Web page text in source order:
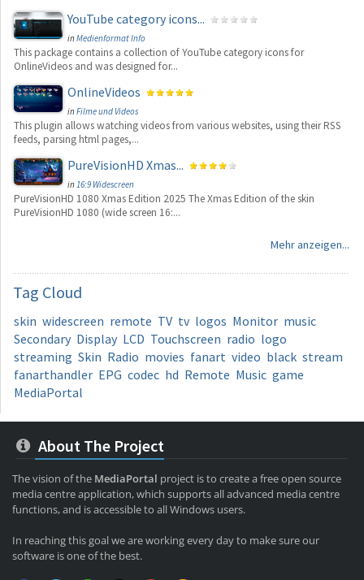
YouTube category icons...
inMedienformat Info
This package contains a collection of YouTube category icons for
OnlineVideos and was designed for...
OnlineVideos
inFilme und Videos
This plugin allows watching videos from various websites, using their RSS
feeds, parsing html pages,...
PureVisionHD Xmas...
in 16:9 Widescreen
PureVisionHD 1080 Xmas Edition 2025 The Xmas Edition of the skin
PureVisionHD 1080 (wide screen 16:...
Mehr anzeigen...
Tag Cloud
skin widescreen remote TV tv logos Monitor music
Secondary Display LCD Touchscreen radio logo
streaming Skin Radio movies fanart video black stream
fanarthandler EPG codec hd Remote Music game
MediaPortal
About The Project
The vision of the MediaPortal project is to create a free open source
media centre application, which supports all advanced media centre
functions, and is accessible to all Windows users.
In reaching this goal we are working every day to make sure our
software is one of the best.